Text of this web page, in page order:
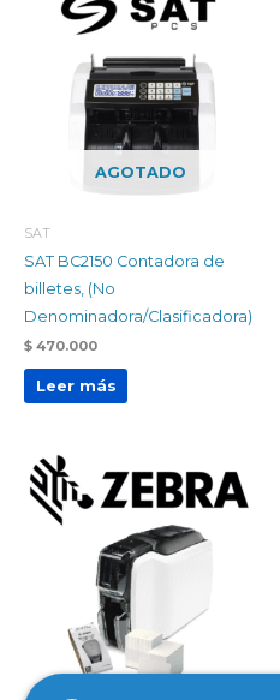
AGOTADO
SAT
SAT BC2150 Contadora de
billetes, (No
Denominadora/Clasificadora)
$ 470.000
Leer más